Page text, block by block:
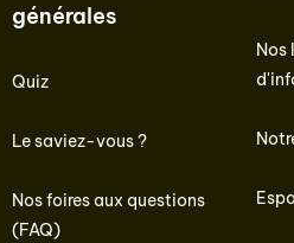
générales
Quiz
Le saviez-vous ?
Nos foires aux questions
(FAQ)
Nos